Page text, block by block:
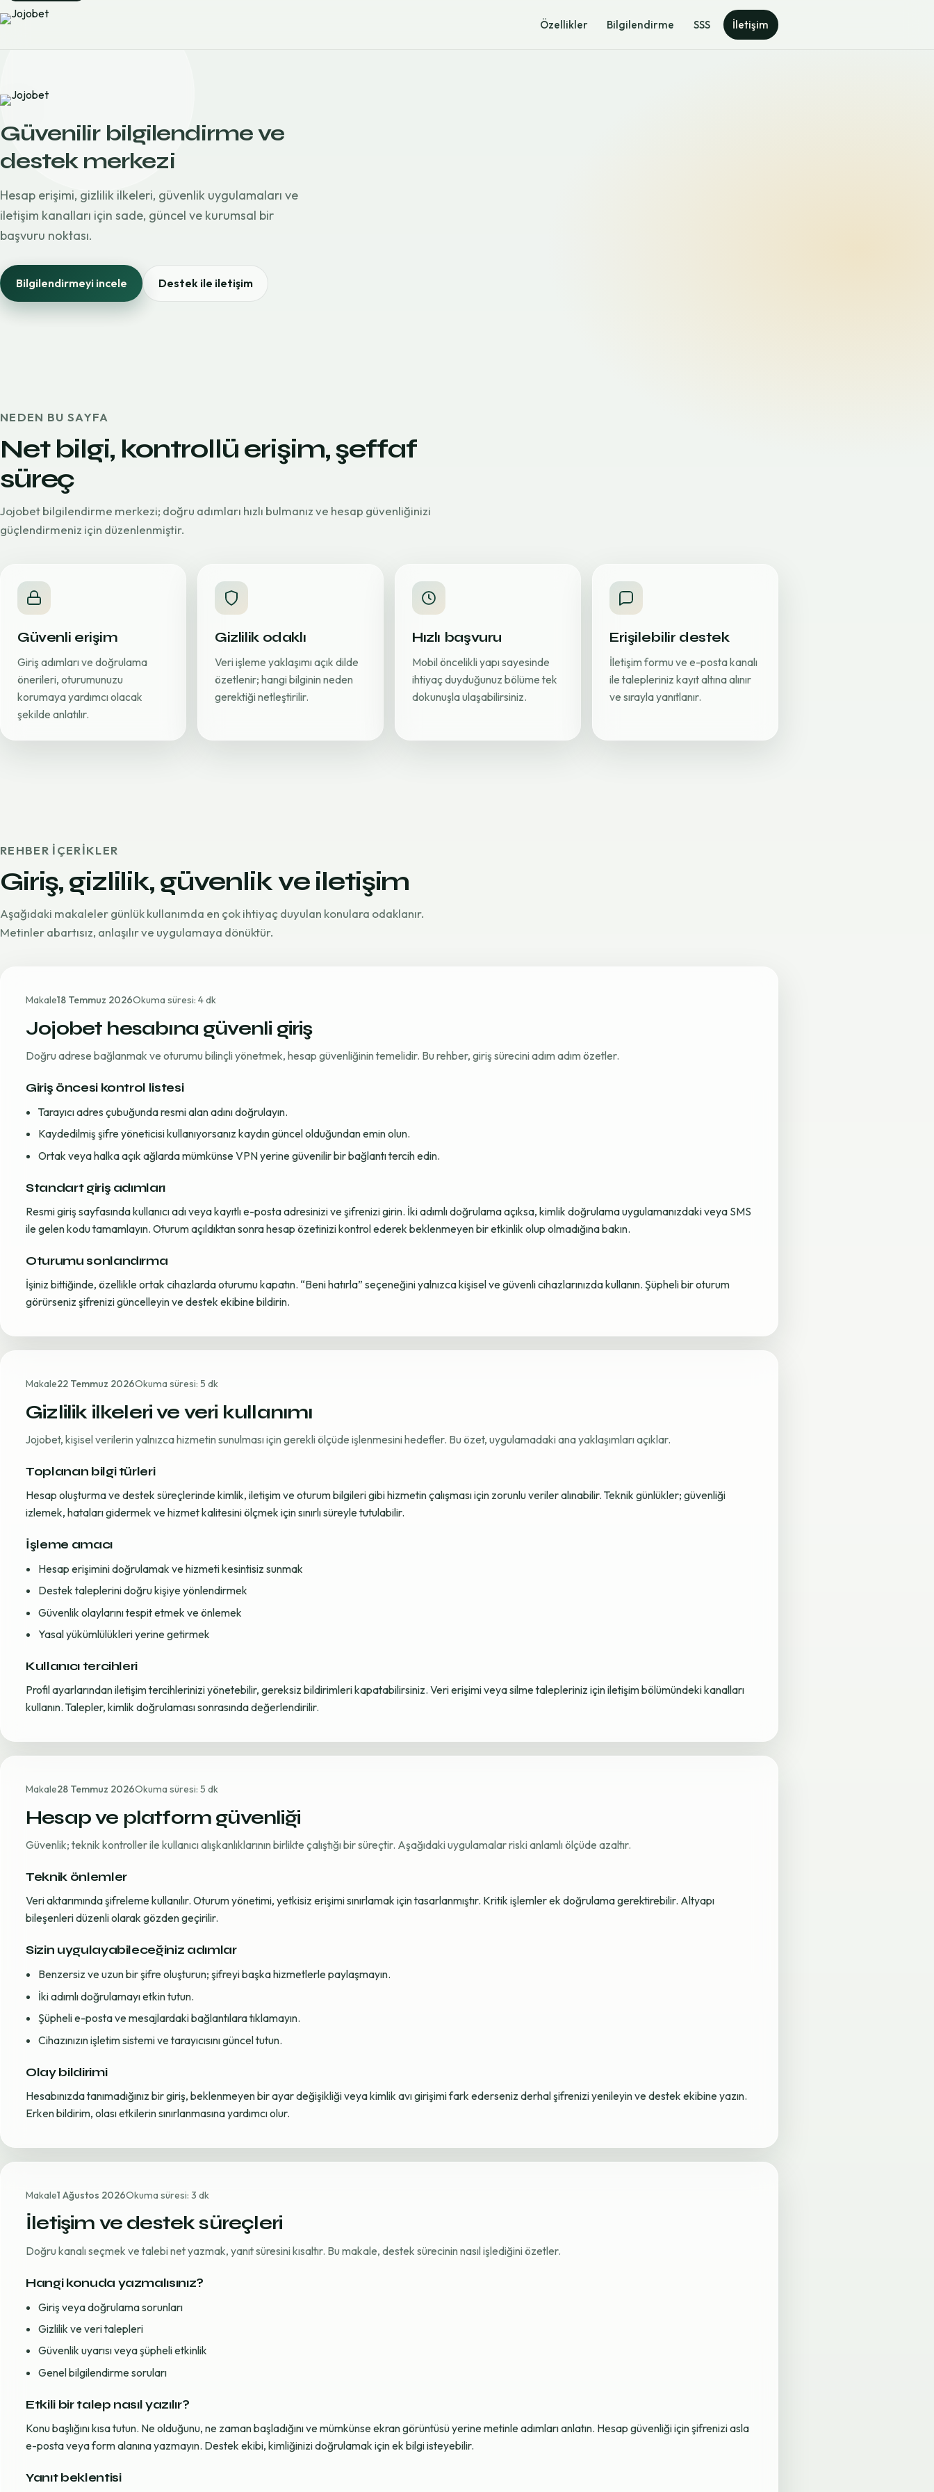
Özellikler Bilgilendirme SSS İletişim
Güvenilir bilgilendirme ve
destek merkezi
Hesap erişimi, gizlilik ilkeleri, güvenlik uygulamaları ve
iletişim kanalları için sade, güncel ve kurumsal bir
başvuru noktası.
Bilgilendirmeyi incele Destek ile iletişim
NEDEN BU SAYFA
Net bilgi, kontrollü erişim, şeffaf
süreç
Jojobet bilgilendirme merkezi; doğru adımları hızlı bulmanız ve hesap güvenliğinizi
güçlendirmeniz için düzenlenmiştir.
Güvenli erişim
Giriş adımları ve doğrulama
önerileri, oturumunuzu
korumaya yardımcı olacak
şekilde anlatılır.
Gizlilik odaklı
Veri işleme yaklaşımı açık dilde
özetlenir; hangi bilginin neden
gerektiği netleştirilir.
Hızlı başvuru
Mobil öncelikli yapı sayesinde
ihtiyaç duyduğunuz bölüme tek
dokunuşla ulaşabilirsiniz.
Erişilebilir destek
İletişim formu ve e-posta kanalı
ile talepleriniz kayıt altına alınır
ve sırayla yanıtlanır.
REHBER IÇERIKLER
Giriş, gizlilik, güvenlik ve iletişim
Aşağıdaki makaleler günlük kullanımda en çok ihtiyaç duyulan konulara odaklanır.
Metinler abartısız, anlaşılır ve uygulamaya dönüktür.
Makale18 Temmuz 2026Okuma süresi: 4 dk
Jojobet hesabına güvenli giriş
Doğru adrese bağlanmak ve oturumu bilinçli yönetmek, hesap güvenliğinin temelidir. Bu rehber, giriş sürecini adım adım özetler.
Giriş öncesi kontrol listesi
Tarayıcı adres çubuğunda resmi alan adını doğrulayın.
Kaydedilmiş şifre yöneticisi kullanıyorsanız kaydın güncel olduğundan emin olun.
Ortak veya halka açık ağlarda mümkünse VPN yerine güvenilir bir bağlantı tercih edin.
Standart giriş adımları
Resmi giriş sayfasında kullanıcı adı veya kayıtlı e-posta adresinizi ve şifrenizi girin. İki adımlı doğrulama açıksa, kimlik doğrulama uygulamanızdaki veya SMS
ile gelen kodu tamamlayın. Oturum açıldıktan sonra hesap özetinizi kontrol ederek beklenmeyen bir etkinlik olup olmadığına bakın.
Oturumu sonlandırma
İşiniz bittiğinde, özellikle ortak cihazlarda oturumu kapatın. “Beni hatırla” seçeneğini yalnızca kişisel ve güvenli cihazlarınızda kullanın. Şüpheli bir oturum
görürseniz şifrenizi güncelleyin ve destek ekibine bildirin.
Makale22 Temmuz 2026Okuma süresi: 5 dk
Gizlilik ilkeleri ve veri kullanımı
Jojobet, kişisel verilerin yalnızca hizmetin sunulması için gerekli ölçüde işlenmesini hedefler. Bu özet, uygulamadaki ana yaklaşımları açıklar.
Toplanan bilgi türleri
Hesap oluşturma ve destek süreçlerinde kimlik, iletişim ve oturum bilgileri gibi hizmetin çalışması için zorunlu veriler alınabilir. Teknik günlükler; güvenliği
izlemek, hataları gidermek ve hizmet kalitesini ölçmek için sınırlı süreyle tutulabilir.
İşleme amacı
Hesap erişimini doğrulamak ve hizmeti kesintisiz sunmak
Destek taleplerini doğru kişiye yönlendirmek
Güvenlik olaylarını tespit etmek ve önlemek
Yasal yükümlülükleri yerine getirmek
Kullanıcı tercihleri
Profil ayarlarından iletişim tercihlerinizi yönetebilir, gereksiz bildirimleri kapatabilirsiniz. Veri erişimi veya silme talepleriniz için iletişim bölümündeki kanalları
kullanın. Talepler, kimlik doğrulaması sonrasında değerlendirilir.
Makale28 Temmuz 2026Okuma süresi: 5 dk
Hesap ve platform güvenliği
Güvenlik; teknik kontroller ile kullanıcı alışkanlıklarının birlikte çalıştığı bir süreçtir. Aşağıdaki uygulamalar riski anlamlı ölçüde azaltır.
Teknik önlemler
Veri aktarımında şifreleme kullanılır. Oturum yönetimi, yetkisiz erişimi sınırlamak için tasarlanmıştır. Kritik işlemler ek doğrulama gerektirebilir. Altyapı
bileşenleri düzenli olarak gözden geçirilir.
Sizin uygulayabileceğiniz adımlar
Benzersiz ve uzun bir şifre oluşturun; şifreyi başka hizmetlerle paylaşmayın.
İki adımlı doğrulamayı etkin tutun.
Şüpheli e-posta ve mesajlardaki bağlantılara tıklamayın.
Cihazınızın işletim sistemi ve tarayıcısını güncel tutun.
Olay bildirimi
Hesabınızda tanımadığınız bir giriş, beklenmeyen bir ayar değişikliği veya kimlik avı girişimi fark ederseniz derhal şifrenizi yenileyin ve destek ekibine yazın.
Erken bildirim, olası etkilerin sınırlanmasına yardımcı olur.
Makale1 Ağustos 2026Okuma süresi: 3 dk
İletişim ve destek süreçleri
Doğru kanalı seçmek ve talebi net yazmak, yanıt süresini kısaltır. Bu makale, destek sürecinin nasıl işlediğini özetler.
Hangi konuda yazmalısınız?
Giriş veya doğrulama sorunları
Gizlilik ve veri talepleri
Güvenlik uyarısı veya şüpheli etkinlik
Genel bilgilendirme soruları
Etkili bir talep nasıl yazılır?
Konu başlığını kısa tutun. Ne olduğunu, ne zaman başladığını ve mümkünse ekran görüntüsü yerine metinle adımları anlatın. Hesap güvenliği için şifrenizi asla
e-posta veya form alanına yazmayın. Destek ekibi, kimliğinizi doğrulamak için ek bilgi isteyebilir.
Yanıt beklentisi